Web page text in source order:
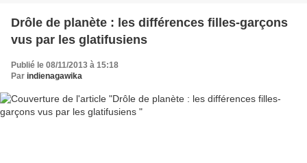
Drôle de planète : les différences filles-garçons
vus par les glatifusiens
Publié le 08/11/2013 à 15:18
Par indienagawika